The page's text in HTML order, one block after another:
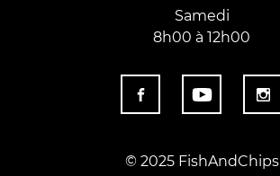
Samedi
8h00 à 12h00
© 2025 FishAndChips